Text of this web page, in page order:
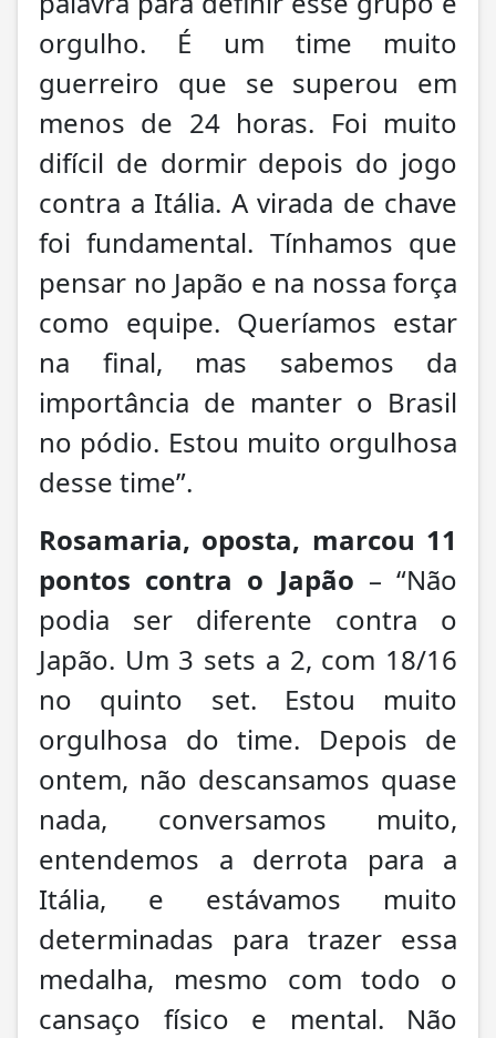
orgulho. É um time muito
guerreiro que se superou em
menos de 24 horas. Foi muito
difícil de dormir depois do jogo
contra a Itália. A virada de chave
foi fundamental. Tínhamos que
pensar no Japão e na nossa força
como equipe. Queríamos estar
na final, mas sabemos da
importância de manter o Brasil
no pódio. Estou muito orgulhosa
desse time”.
Rosamaria, oposta, marcou 11
pontos contra o Japão – “Não
podia ser diferente contra o
Japão. Um 3 sets a 2, com 18/16
no quinto set. Estou muito
orgulhosa do time. Depois de
ontem, não descansamos quase
nada, conversamos muito,
entendemos a derrota para a
Itália, e estávamos muito
determinadas para trazer essa
medalha, mesmo com todo o
cansaço físico e mental. Não